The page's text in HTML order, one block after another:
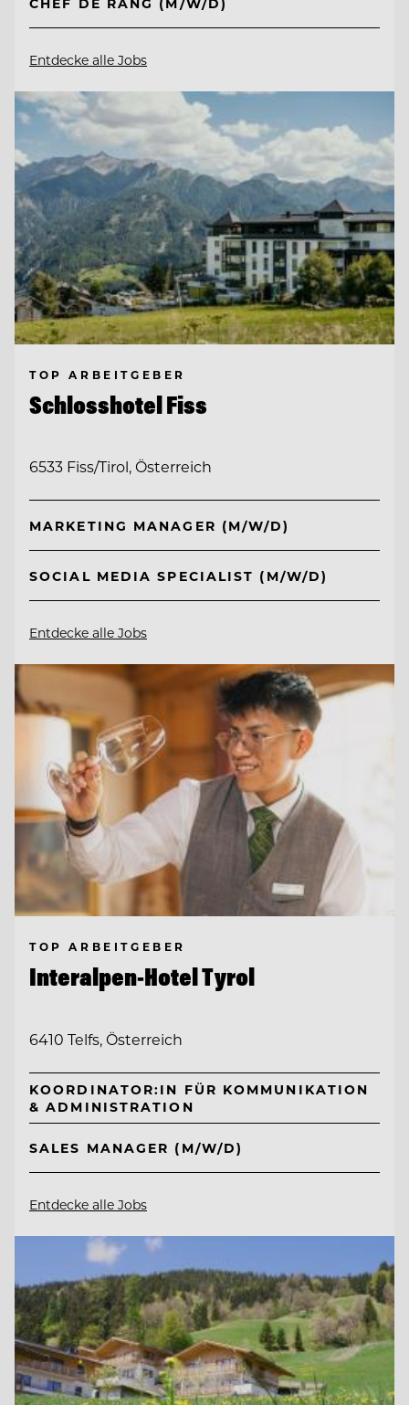
Entdecke alle Jobs
TOP ARBEITGEBER
Schlosshotel Fiss
6533 Fiss/Tirol, Österreich
MARKETING MANAGER (M/W/D)
SOCIAL MEDIA SPECIALIST (M/W/D)
Entdecke alle Jobs
TOP ARBEITGEBER
Interalpen-Hotel Tyrol
6410 Telfs, Österreich
KOORDINATOR:IN FÜR KOMMUNIKATION
& ADMINISTRATION
SALES MANAGER (M/W/D)
Entdecke alle Jobs